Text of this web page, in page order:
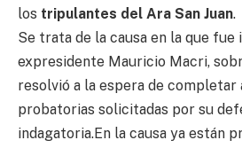
los tripulantes del Ara San Juan.
Se trata de la causa en la que fue
expresidente Mauricio Macri,
resolvió a la espera de completar
probatorias solicitadas por su
indagatoria.En la causa ya están